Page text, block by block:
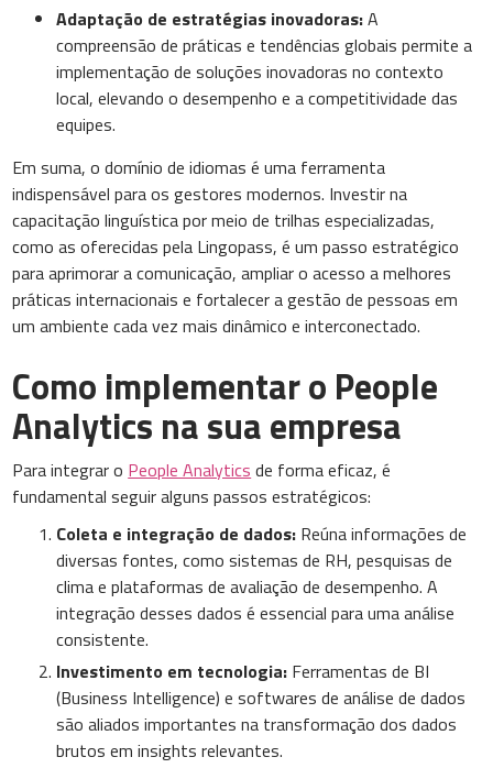
Adaptação de estratégias inovadoras:A
compreensão de práticas e tendências globais permite a
implementação de soluções inovadoras no contexto
local, elevando o desempenho e a competitividade das
equipes.
Em suma, o domínio de idiomas é uma ferramenta
indispensável para os gestores modernos. Investir na
capacitação linguística por meio de trilhas especializadas,
como as oferecidas pela Lingopass, é um passo estratégico
para aprimorar a comunicação, ampliar o acesso a melhores
práticas internacionais e fortalecer a gestão de pessoas em
um ambiente cada vez mais dinâmico e interconectado.
Como implementar o People
Analytics na sua empresa
Para integrar o People Analytics de forma eficaz, é
fundamental seguir alguns passos estratégicos:
Coleta e integração de dados: Reúna informações de
diversas fontes, como sistemas de RH, pesquisas de
clima e plataformas de avaliação de desempenho. A
integração desses dados é essencial para uma análise
consistente.
Investimento em tecnologia: Ferramentas de BI
(Business Intelligence) e softwares de análise de dados
são aliados importantes na transformação dos dados
brutos em insights relevantes.